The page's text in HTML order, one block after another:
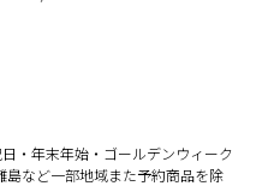
・年末年始・ゴールデンウィーク
など一部地域また予約商品を除